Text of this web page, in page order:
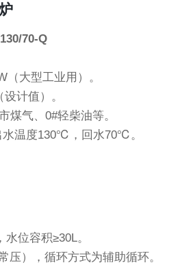
70-Q
（大型工业用）。
计值）。
煤气、0#轻柴油等。
水温度130℃，回水70℃。
位容积≥30L。
压），循环方式为辅助循环。